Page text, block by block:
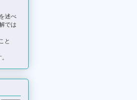
述べ
では
と